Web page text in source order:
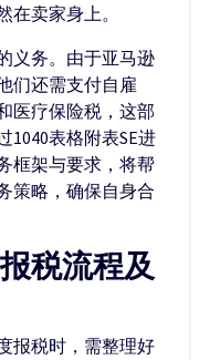
卖家身上。
义务。由于亚马逊
们还需支付自雇
医疗保险税，这部
1040表格附表SE进
框架与要求，将帮
策略，确保自身合
税流程及
报税时，需整理好